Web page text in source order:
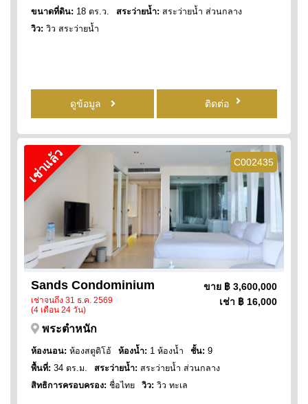
ขนาดที่ดิน: 18 ตร.ว. สระว่ายน้ำ: สระว่ายน้ำ ส่วนกลาง
วิว: วิว สระว่ายน้ำ
ดูข้อมูล ติดต่อ
C002435
เช่าแล้ว
Sands Condominium
เช่าจนถึง 31 ธ.ค. 2569
(4 เดือน 24 วัน)
ขาย ฿ 3,600,000
เช่า ฿ 16,000
พระตำหนัก
ห้องนอน: ห้องสตูดิโอ้ ห้องน้ำ: 1 ห้องน้ำ ชั้น: 9
พื้นที่: 34 ตร.ม. สระว่ายน้ำ: สระว่ายน้ำ ส่วนกลาง
สิทธิการครอบครอง: ชื่อไทย วิว: วิว ทะเล